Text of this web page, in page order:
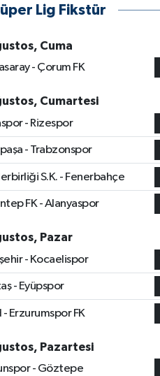
Lig Fikstür
Cuma
- Çorum FK
Cumartesi
- Rizespor
- Trabzonspor
S.K. - Fenerbahçe
FK - Alanyaspor
Pazar
- Kocaelispor
- Eyüpspor
Erzurumspor FK
Pazartesi
- Göztepe